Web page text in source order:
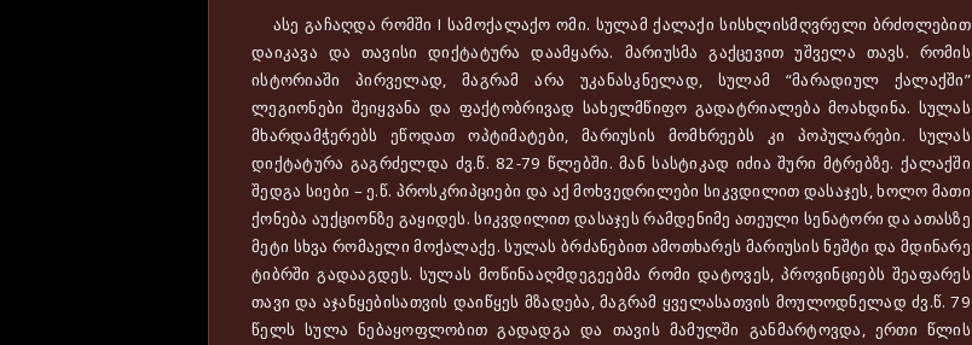
ასე გაჩაღდა რომში I სამოქალაქო ომი. სულამ ქალაქი სისხლისმღვრელი ბრძოლებით
დაიკავა და თავისი დიქტატურა დაამყარა. მარიუსმა გაქცევით უშველა თავს. რომის
ისტორიაში პირველად, მაგრამ არა უკანასკნელად, სულამ “მარადიულ ქალაქში”
ლეგიონები შეიყვანა და ფაქტობრივად სახელმწიფო გადატრიალება მოახდინა. სულას
მხარდამჭერებს ეწოდათ ოპტიმატები, მარიუსის მომხრეებს კი პოპულარები. სულას
დიქტატურა გაგრძელდა ძვ.წ. 82-79 წლებში. მან სასტიკად იძია შური მტრებზე. ქალაქში
შედგა სიები – ე.წ. პროსკრიპციები და აქ მოხვედრილები სიკვდილით დასაჯეს, ხოლო მათი
ქონება აუქციონზე გაყიდეს. სიკვდილით დასაჯეს რამდენიმე ათეული სენატორი და ათასზე
მეტი სხვა რომაელი მოქალაქე. სულას ბრძანებით ამოთხარეს მარიუსის ნეშტი და მდინარე
ტიბრში გადააგდეს. სულას მოწინააღმდეგეებმა რომი დატოვეს, პროვინციებს შეაფარეს
თავი და აჯანყებისათვის დაიწყეს მზადება, მაგრამ ყველასათვის მოულოდნელად ძვ.წ. 79
წელს სულა ნებაყოფლობით გადადგა და თავის მამულში განმარტოვდა, ერთი წლის